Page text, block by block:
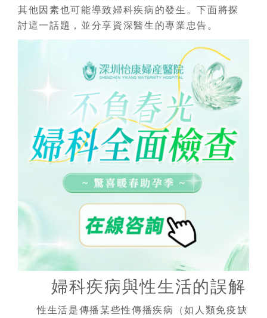
其他因素也可能導致婦科疾病的發生。下面將探
討這一話題，並分享資深醫生的專業忠告。
婦科疾病與性生活的誤解
性生活是傳播某些性傳播疾病（如人類免疫缺